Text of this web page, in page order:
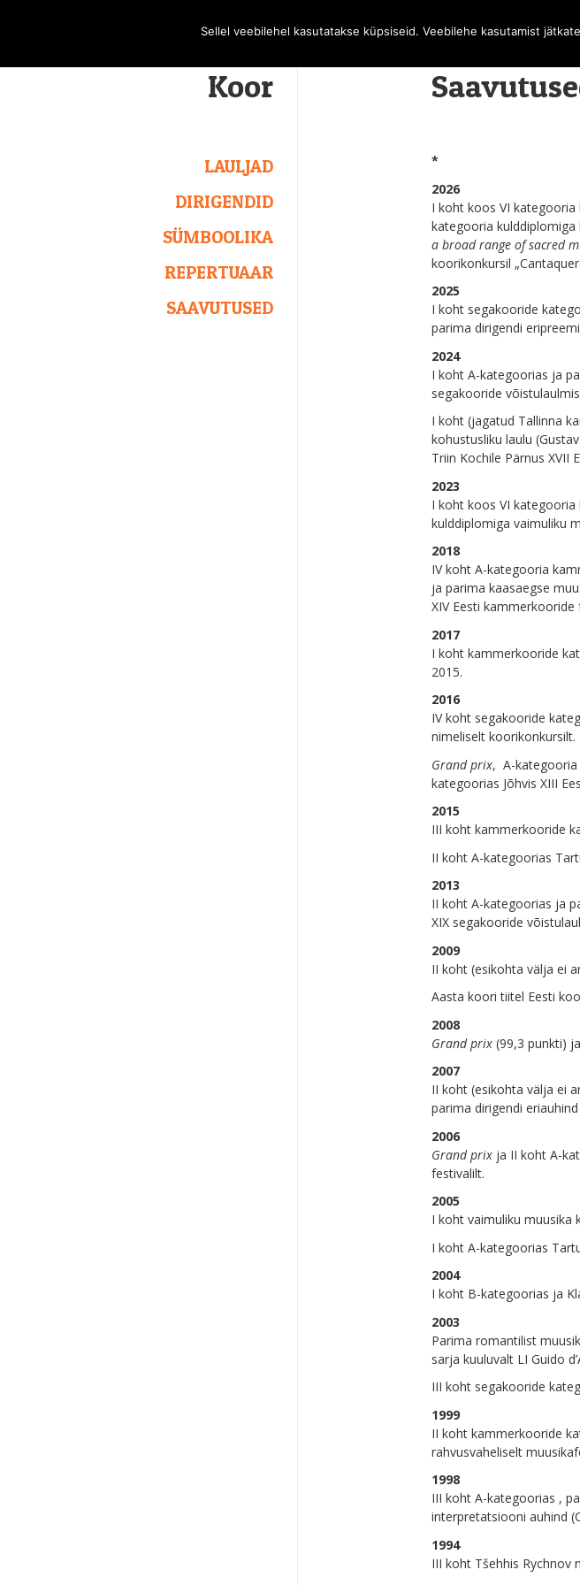
*
2026
I koht koos VI
kategooria
a broad range of sacred
koorikonkursil
2025
I koht segakooride
parima dirigendi
2024
I koht A-kategoorias ja
segakooride
I koht (jagatud Tallinna
kohustusliku laulu
Triin Kochile Pärnus XVII
2023
I koht koos VI
kulddiplomiga vaimuliku
2018
IV koht A-kategooria
ja parima kaasaegse
XIV Eesti kammerkooride
2017
I koht kammerkooride
2015.
2016
IV koht segakooride
nimeliselt koorikonkursilt.
Grand prix, A-kategooria
kategoorias Jõhvis XIII
2015
III koht kammerkooride
II koht A-kategoorias
2013
II koht A-kategoorias ja
XIX segakooride
2009
II koht (esikohta välja ei
Aasta koori tiitel Eesti
2008
Grand prix(99,3 punkti)
2007
II koht (esikohta välja ei
parima dirigendi
2006
Grand prix ja II koht A-
festivalilt.
2005
I koht vaimuliku muusika
I koht A-kategoorias
2004
I koht B-kategoorias ja
2003
Parima romantilist
sarja kuuluvalt LI Guido
III koht segakooride
1999
II koht kammerkooride
rahvusvaheliselt
1998
III koht A-kategoorias ,
interpretatsiooni auhind
1994
III koht Tšehhis Rychnov
Koor
LAULJAD
DIRIGENDID
SÜMBOOLIKA
REPERTUAAR
SAAVUTUSED
Sellel veebilehel kasutatakse küpsiseid. Veebilehe kasutamist